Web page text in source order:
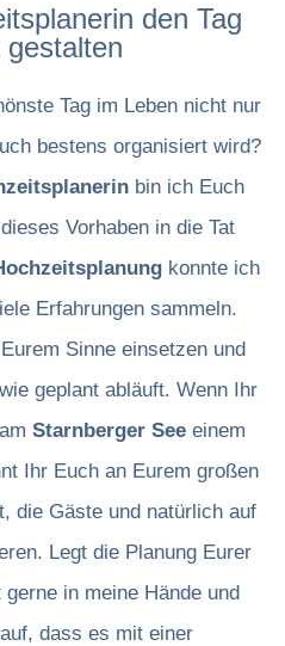
den Tag
gestalten
Tag im Leben nicht nur
bestens organisiert wird?
bin ich Euch
Vorhaben in die Tat
konnte ich
Erfahrungen sammeln.
Sinne einsetzen und
geplant abläuft. Wenn Ihr
am Starnberger See einem
Ihr Euch an Eurem großen
die Gäste und natürlich auf
Legt die Planung Eurer
in meine Hände und
dass es mit einer